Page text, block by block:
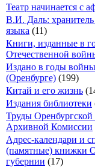
Театр начинается с
В.И. Даль: хранитель
языка (11)
Книги, изданные в
Отечественной
Издано в годы
(Оренбурге) (199)
Китай и его жизнь
Издания библиотеки
Труды
Архивной Комиссии
Адрес-календари и
(памятные) книжки
губернии (17)